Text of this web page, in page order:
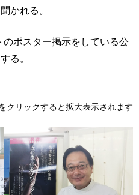
かれる。
のポスター掲示をしている公
る。
クリックすると拡大表示されます